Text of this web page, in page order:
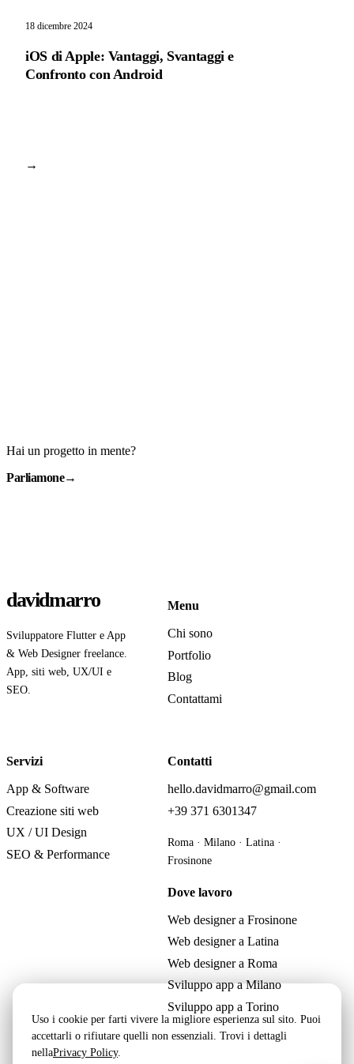
18 dicembre 2024
iOS di Apple: Vantaggi, Svantaggi e
Confronto con Android
→
Hai un progetto in mente?
Parliamone→
davidmarro
Sviluppatore Flutter e App
& Web Designer freelance.
App, siti web, UX/UI e
SEO.
Menu
Chi sono
Portfolio
Blog
Contattami
Servizi
App & Software
Creazione siti web
UX / UI Design
SEO & Performance
Contatti
hello.davidmarro@gmail.com
+39 371 6301347
Roma · Milano · Latina ·
Frosinone
Dove lavoro
Web designer a Frosinone
Web designer a Latina
Web designer a Roma
Sviluppo app a Milano
Sviluppo app a Torino
Uso i cookie per farti vivere la migliore esperienza sul sito. Puoi
accettarli o rifiutare quelli non essenziali. Trovi i dettagli
nellaPrivacy Policy.